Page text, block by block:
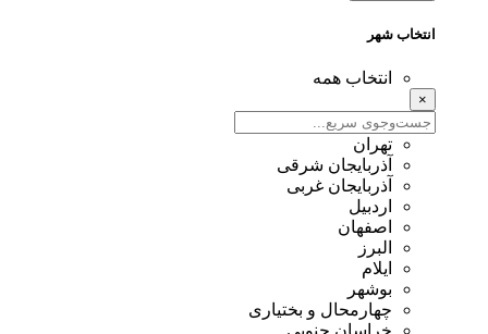
انتخاب شهر
انتخاب همه
×
تهران
آذربایجان شرقی
آذربایجان غربی
اردبیل
اصفهان
البرز
ایلام
بوشهر
چهارمحال و بختیاری
خراسان جنوبی